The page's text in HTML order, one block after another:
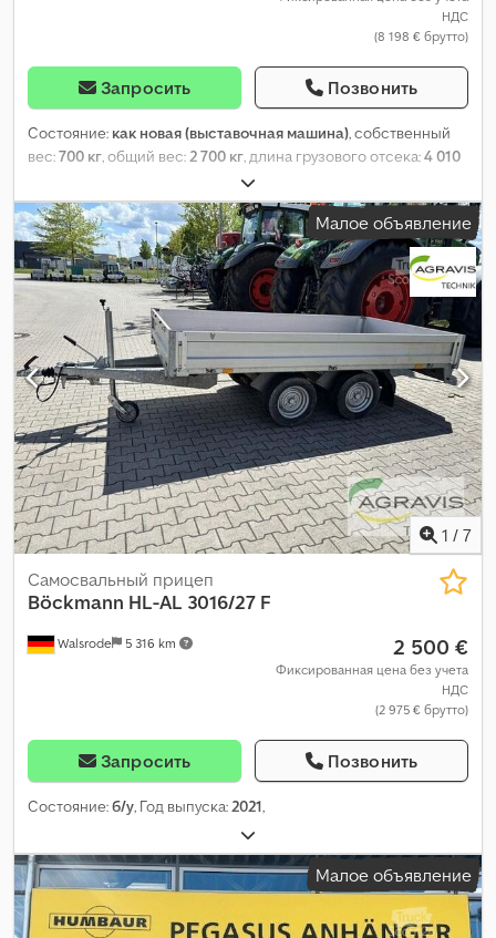
НДС
(8 198 € брутто)
Запросить Позвонить
Состояние: как новая (выставочная машина), собственный
вес:700 кг, общий вес:2 700 кг, длина грузового отсека:4 010
, ширина пространства для загрузки:
грузового отсека:2 000 мм,
Малое объявление
1 / 7
Walsrode 5 316 km
Самосвальный прицеп
Böckmann HL-AL 3016/27 F
2 500 €
Фиксированная цена без учета
НДС
(2 975 € брутто)
Запросить Позвонить
Состояние:б/у, Год выпуска: 2021,
Малое объявление